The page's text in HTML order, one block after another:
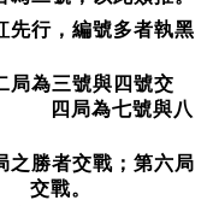
先行，編號多者執黑
局為三號與四號交
四局為七號與八
之勝者交戰；第六局
交戰。